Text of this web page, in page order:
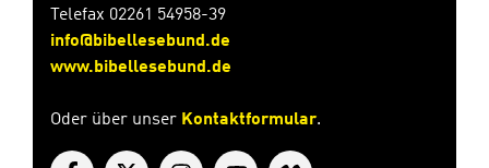
Telefax 02261 54958-39
info@bibellesebund.de
www.bibellesebund.de
Oder über unser Kontaktformular.